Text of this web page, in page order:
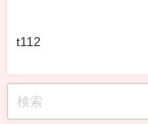
t112